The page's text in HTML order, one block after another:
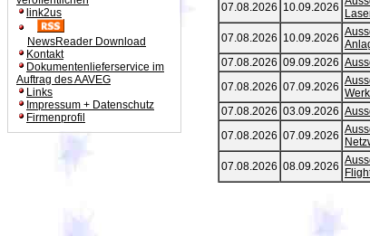
link2us
NewsReader Download
Kontakt
Dokumentenlieferservice im
Auftrag des AAVEG
Links
Impressum + Datenschutz
Firmenprofil